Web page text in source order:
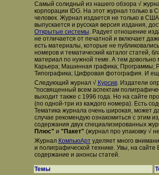
Самый солидный из нашего обзора √
корпорации IDG. На этот журнал только
человек. Журнал издается не только в
выпускается и русская версия издания,
Открытые системы. Радует отношение
не отличается от печатной и включает
есть материалы, которые не
номеров и тематический каталог статей,
материал по нужной теме. А тем довольно
Карьера; Машинная графика; Программы;
Типографика; Цифровая фотография. И
Следующий журнал √ Курсив. Издатели
"посвященный всем аспектам
выходит также с 1996 года. Но на сайте
(по одной-три из каждого номера). Есть
Тематика журнала очень широкая, может
случае рекомендую ознакомиться с этим
содержания двух специализированных
Плюс" и "Пакет" (журнал про упаковку √
Журнал КомпьюАртуделяет много
и полиграфической технике. Увы, на
содержание и анонсы статей.
Темы